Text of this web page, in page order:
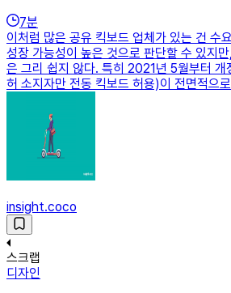
7분
이처럼 많은 공유 킥보드 업체가 있는 건 수
성장 가능성이 높은 것으로 판단할 수 있지
은 그리 쉽지 않다. 특히 2021년 5월부터 개
허 소지자만 전동 킥보드 허용)이 전면적으
insight.coco
스크랩
디자인